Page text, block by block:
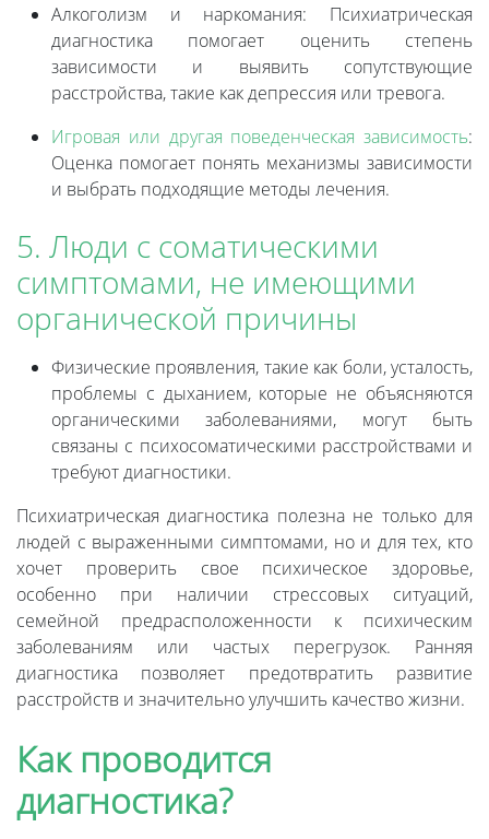
Алкоголизм и наркомания: Психиатрическая
диагностика помогает оценить степень
зависимости и выявить сопутствующие
расстройства, такие как депрессия или тревога.
Игровая или другая поведенческая зависимость:
Оценка помогает понять механизмы зависимости
и выбрать подходящие методы лечения.
5. Люди с соматическими
симптомами, не имеющими
органической причины
Физические проявления, такие как боли, усталость,
проблемы с дыханием, которые не объясняются
органическими заболеваниями, могут быть
связаны с психосоматическими расстройствами и
требуют диагностики.
Психиатрическая диагностика полезна не только для
людей с выраженными симптомами, но и для тех, кто
хочет проверить свое психическое здоровье,
особенно при наличии стрессовых ситуаций,
семейной предрасположенности к психическим
заболеваниям или частых перегрузок. Ранняя
диагностика позволяет предотвратить развитие
расстройств и значительно улучшить качество жизни.
Как проводится
диагностика?